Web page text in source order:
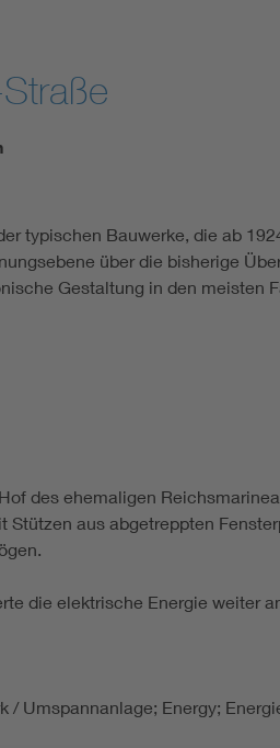
typischen Bauwerke, die ab
über die bisherige
Gestaltung in den meisten
des ehemaligen
aus abgetreppten
die elektrische Energie weiter
Umspannanlage; Energy;